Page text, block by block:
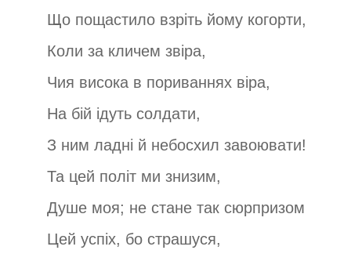
Що пощастило взріть йому когорти,
Коли за кличем звіра,
Чия висока в пориваннях віра,
На бій ідуть солдати,
З ним ладні й небосхил завоювати!
Та цей політ ми знизим,
Душе моя; не стане так сюрпризом
Цей успіх, бо страшуся,